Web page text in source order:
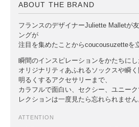
ABOUT THE BRAND
フランスのデザイナーJuliette Malletが
ングが
注目を集めたことからcoucousuzetteを
瞬間のインスピレーションをかたちにし
オリジナリティあふれるソックスや瞬
明るくするアクセサリーまで、
カラフルで面白い、セクシー、ユニー
レクションは一度見たら忘れられません
ATTENTION